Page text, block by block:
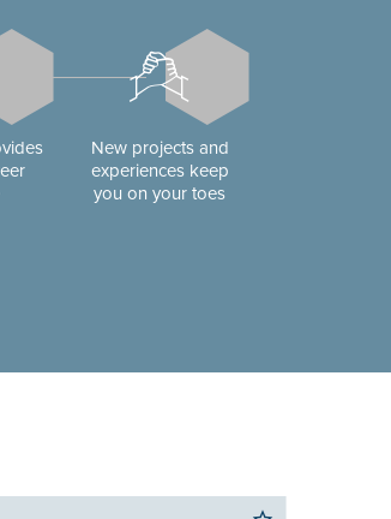
New projects and
experiences keep
you on your toes